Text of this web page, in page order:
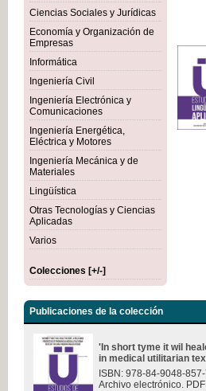
Ciencias Sociales y Jurídicas
Economía y Organización de
Empresas
Informática
Ingeniería Civil
Ingeniería Electrónica y
Comunicaciones
Ingeniería Energética,
Eléctrica y Motores
Ingeniería Mecánica y de
Materiales
Lingüística
Otras Tecnologías y Ciencias
Aplicadas
Varios
Colecciones [+/-]
Publicaciones de la colección
'In short tyme it wil
in medical utilitarian
ISBN: 978-84-9048-
Archivo electrónico.